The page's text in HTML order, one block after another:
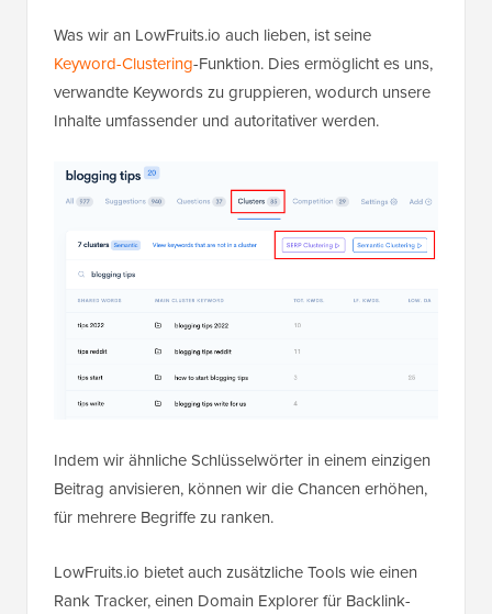
Was wir an LowFruits.io auch lieben, ist seine
Keyword-Clustering-Funktion. Dies ermöglicht es uns,
verwandte Keywords zu gruppieren, wodurch unsere
Inhalte umfassender und autoritativer werden.
Indem wir ähnliche Schlüsselwörter in einem einzigen
Beitrag anvisieren, können wir die Chancen erhöhen,
für mehrere Begriffe zu ranken.
LowFruits.io bietet auch zusätzliche Tools wie einen
Rank Tracker, einen Domain Explorer für Backlink-